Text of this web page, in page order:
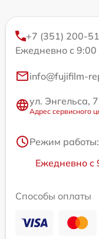
+7 (351) 200-
Ежедневно с
info@fujifilm-
ул. Энгельса,
Адрес сервисного
Режим работы:
Ежедневно с
Способы оплаты